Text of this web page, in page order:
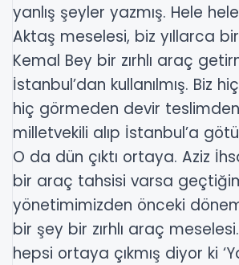
yanlış şeyler yazmış. Hele
Aktaş meselesi, biz yıllarca
Kemal Bey bir zırhlı araç
İstanbul’dan kullanılmış. Biz
hiç görmeden devir
milletvekili alıp İstanbul’a
O da dün çıktı ortaya. Aziz
bir araç tahsisi varsa
yönetimimizden önceki
bir şey bir zırhlı araç meselesi.
hepsi ortaya çıkmış diyor ki